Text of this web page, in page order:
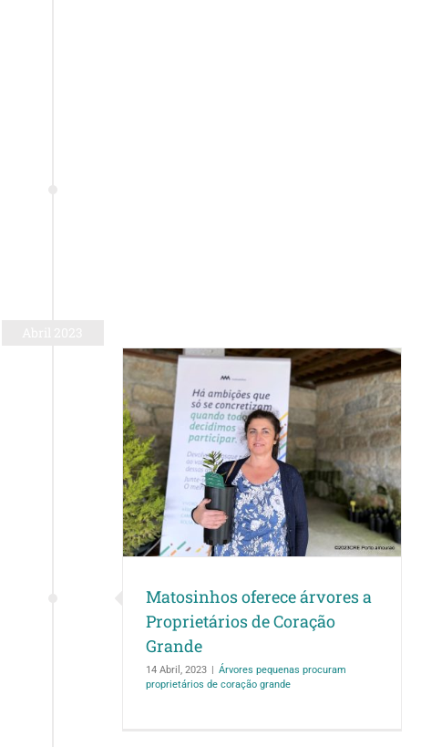
Matosinhos oferece árvores a
Proprietários de Coração
Grande
14 Abril, 2023
Árvores pequenas procuram
proprietários de coração grande